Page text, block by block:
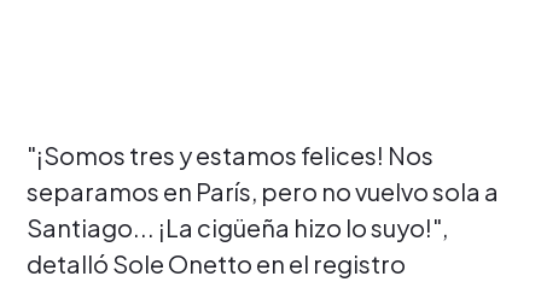
"¡Somos tres y estamos felices! Nos
separamos en París, pero no vuelvo sola a
Santiago... ¡La cigüeña hizo lo suyo!",
detalló Sole Onetto en el registro